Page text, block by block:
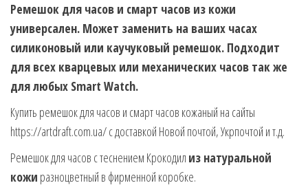
Ремешок для часов и смарт часов из кожи
универсален. Может заменить на ваших часах
силиконовый или каучуковый ремешок. Подходит
для всех кварцевых или механических часов так же
для любых Smart Watch.
Купить ремешок для часов и смарт часов кожаный на сайты
https://artdraft.com.ua/ с доставкой Новой почтой, Укрпочтой и т.д.
Ремешок для часов с теснением Крокодил из натуральной
кожи разноцветный в фирменной коробке.